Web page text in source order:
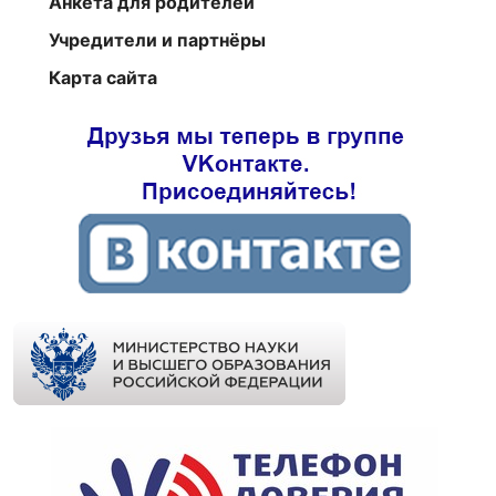
Учредители и партнёры
Карта сайта